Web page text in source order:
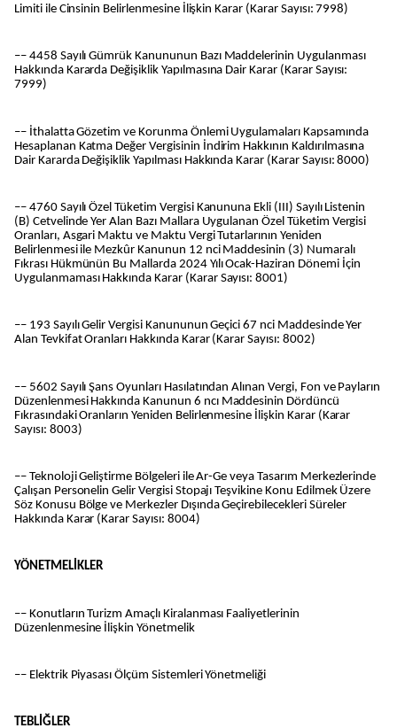
Limiti ile Cinsinin Belirlenmesine İlişkin Karar (Karar Sayısı: 7998)
–– 4458 Sayılı Gümrük Kanununun Bazı Maddelerinin Uygulanması
Hakkında Kararda Değişiklik Yapılmasına Dair Karar (Karar Sayısı:
7999)
–– İthalatta Gözetim ve Korunma Önlemi Uygulamaları Kapsamında
Hesaplanan Katma Değer Vergisinin İndirim Hakkının Kaldırılmasına
Dair Kararda Değişiklik Yapılması Hakkında Karar (Karar Sayısı: 8000)
–– 4760 Sayılı Özel Tüketim Vergisi Kanununa Ekli (III) Sayılı Listenin
(B) Cetvelinde Yer Alan Bazı Mallara Uygulanan Özel Tüketim Vergisi
Oranları, Asgari Maktu ve Maktu Vergi Tutarlarının Yeniden
Belirlenmesi ile Mezkûr Kanunun 12 nci Maddesinin (3) Numaralı
Fıkrası Hükmünün Bu Mallarda 2024 Yılı Ocak-Haziran Dönemi İçin
Uygulanmaması Hakkında Karar (Karar Sayısı: 8001)
–– 193 Sayılı Gelir Vergisi Kanununun Geçici 67 nci Maddesinde Yer
Alan Tevkifat Oranları Hakkında Karar (Karar Sayısı: 8002)
–– 5602 Sayılı Şans Oyunları Hasılatından Alınan Vergi, Fon ve Payların
Düzenlenmesi Hakkında Kanunun 6 ncı Maddesinin Dördüncü
Fıkrasındaki Oranların Yeniden Belirlenmesine İlişkin Karar (Karar
Sayısı: 8003)
–– Teknoloji Geliştirme Bölgeleri ile Ar-Ge veya Tasarım Merkezlerinde
Çalışan Personelin Gelir Vergisi Stopajı Teşvikine Konu Edilmek Üzere
Söz Konusu Bölge ve Merkezler Dışında Geçirebilecekleri Süreler
Hakkında Karar (Karar Sayısı: 8004)
YÖNETMELİKLER
–– Konutların Turizm Amaçlı Kiralanması Faaliyetlerinin
Düzenlenmesine İlişkin Yönetmelik
–– Elektrik Piyasası Ölçüm Sistemleri Yönetmeliği
TEBLİĞLER